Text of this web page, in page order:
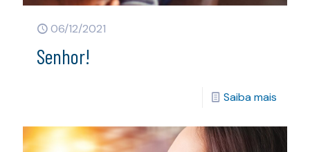
06/12/2021
Senhor!
Saiba mais